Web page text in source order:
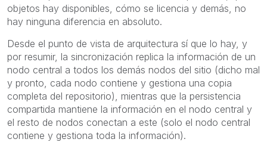
objetos hay disponibles, cómo se licencia y demás, no
hay ninguna diferencia en absoluto.
Desde el punto de vista de arquitectura sí que lo hay, y
por resumir, la sincronización replica la información de un
nodo central a todos los demás nodos del sitio (dicho mal
y pronto, cada nodo contiene y gestiona una copia
completa del repositorio), mientras que la persistencia
compartida mantiene la información en el nodo central y
el resto de nodos conectan a este (solo el nodo central
contiene y gestiona toda la información).